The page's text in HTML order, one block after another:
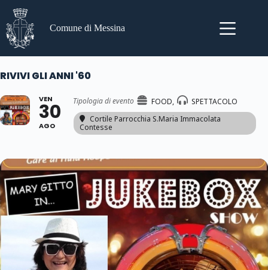
contenuto
Comune di Messina
RIVIVI GLI ANNI '60
VEN
30
AGO
Tipologia di evento FOOD,
SPETTACOLO
Cortile Parrocchia S.Maria Immacolata
Contesse